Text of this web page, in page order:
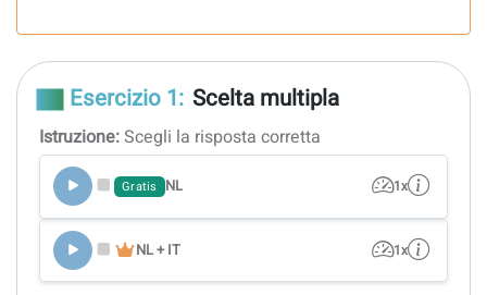
Esercizio 1: Scelta multipla
Istruzione:Scegli la risposta corretta
Gratis NL 1x
NL + IT 1x